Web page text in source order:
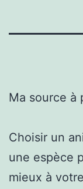
Ma source à
Choisir un
une espèce
mieux à